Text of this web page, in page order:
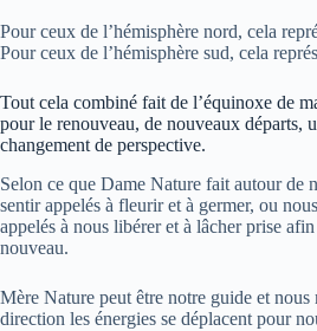
Pour ceux de l’hémisphère nord, cela
Pour ceux de l’hémisphère sud, cela
Tout cela combiné fait de l’équinoxe de
pour le renouveau, de nouveaux départs,
changement de perspective.
Selon ce que Dame Nature fait autour de
sentir appelés à fleurir et à germer, ou
appelés à nous libérer et à lâcher prise
nouveau.
Mère Nature peut être notre guide et nous
direction les énergies se déplacent pour